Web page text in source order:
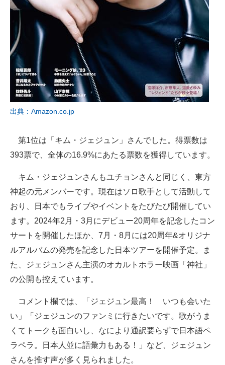
出典：Amazon.co.jp
第1位は「キム・ジェジュン」さんでした。得票数は
393票で、全体の16.9%にあたる票数を獲得しています。
キム・ジェジュンさんもユチョンさんと同じく、東方
神起の元メンバーです。現在はソロ歌手として活動して
おり、日本でもライブやイベントをたびたび開催してい
ます。2024年2月・3月にデビュー20周年を記念したコン
サートを開催したほか、7月・8月には20周年&オリジナ
ルアルバムの発売を記念した日本ツアーを開催予定。ま
た、ジェジュンさん主演のオカルトホラー映画「神社」
の公開も控えています。
コメント欄では、「ジェジュン最高！ いつも会いた
い」「ジェジュンのファンミに行きたいです。歌がうま
くてトークも面白いし、なにより通訳要らずで日本語ペ
ラペラ。日本人並に語彙力もある！」など、ジェジュン
さんを推す声が多く見られました。